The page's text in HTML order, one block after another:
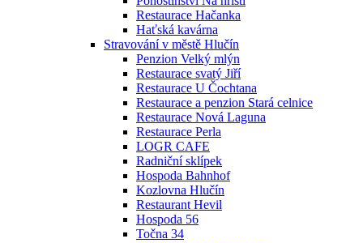
Restaurace Hačanka
Haťská kavárna
Stravování v městě Hlučín
Penzion Velký mlýn
Restaurace svatý Jiří
Restaurace U Čochtana
Restaurace a penzion Stará celnice
Restaurace Nová Laguna
Restaurace Perla
LOGR CAFE
Radniční sklípek
Hospoda Bahnhof
Kozlovna Hlučín
Restaurant Hevil
Hospoda 56
Točna 34